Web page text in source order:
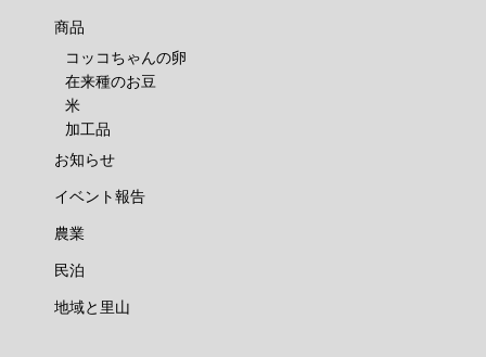
商品
コッコちゃんの卵
在来種のお豆
米
加工品
お知らせ
イベント報告
農業
民泊
地域と里山